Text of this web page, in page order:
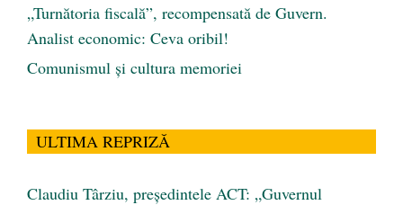
„Turnătoria fiscală”, recompensată de Guvern.
Analist economic: Ceva oribil!
Comunismul şi cultura memoriei
ULTIMA REPRIZĂ
Claudiu Târziu, președintele ACT: „Guvernul